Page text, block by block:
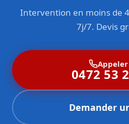
Intervention en moins de
7j/7. Devis
0472 53
Demander